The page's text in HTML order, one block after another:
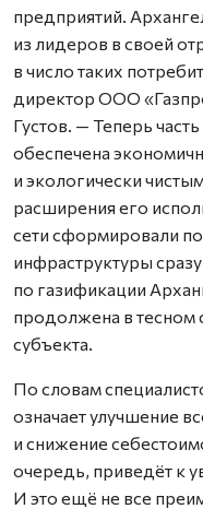
предприятий.
из лидеров в своей
в число таких
директор ООО
Густов. — Теперь
обеспечена
и экологически
расширения его
сети сформировали
инфраструктуры
по газификации
продолжена в тесном
субъекта.
По словам
означает улучшение
и снижение
очередь, приведёт к
И это ещё не все